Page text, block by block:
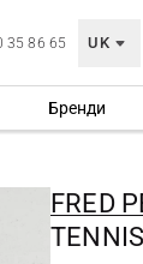
35 86 65 UK
Бренди
FRED